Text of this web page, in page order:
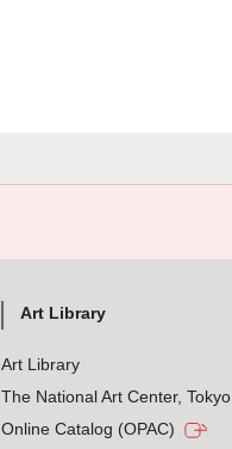
Art Library
Art Library
The National Art Center, Tokyo
Online Catalog (OPAC)